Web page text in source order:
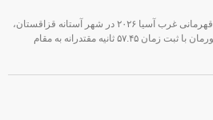
در نخستین روز از رقابت‌های شنای قهرمانی غرب آسیا ۲۰۲۶ در شهر آستانه قزاقستان،
هومر عباسی ملی‌پوش شایسته کشورمان با ثبت زمان ۵۷.۴۵ ثانیه مقتدرانه به مقام